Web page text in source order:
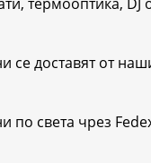
доставят от
по света чрез